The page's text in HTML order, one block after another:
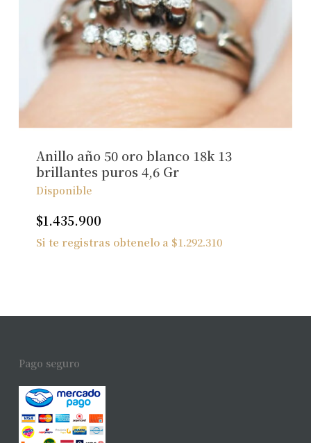
Anillo año 50 oro blanco 18k 13
brillantes puros 4,6 Gr
Disponible
$1.435.900
Si te registras obtenelo a $1.292.310
Pago seguro